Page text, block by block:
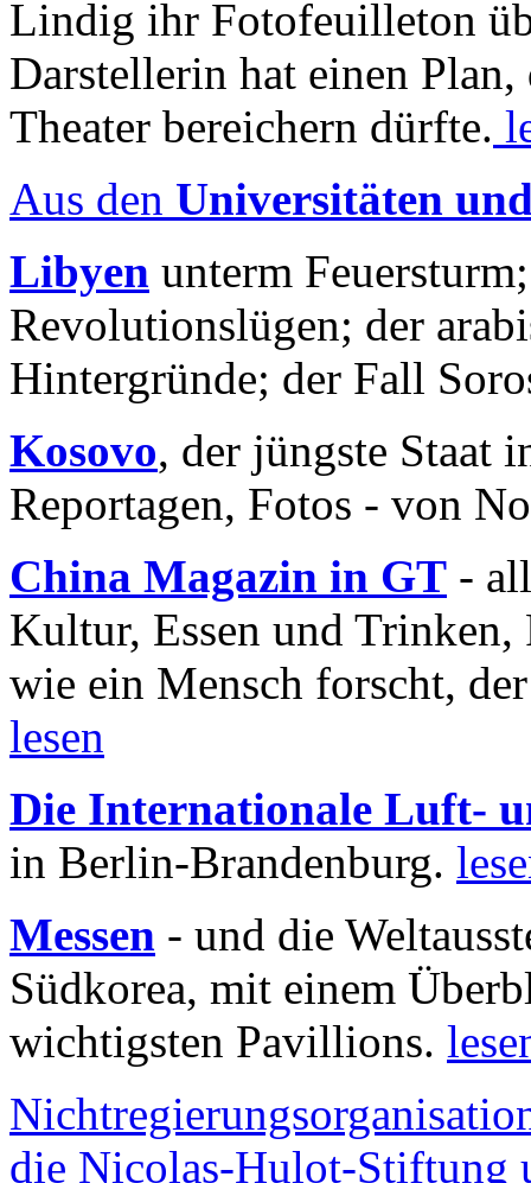
Lindig ihr Fotofeuilleton
Darstellerin hat einen Plan,
Theater bereichern dürfte.
Aus den Universitäten
Libyen unterm
Revolutionslügen; der
Hintergründe; der Fall
Kosovo, der jüngste Staat
Reportagen, Fotos - von
China Magazin in GT -
Kultur, Essen und
wie ein Mensch forscht,
lesen
Die Internationale Luft-
in Berlin-Brandenburg.
Messen - und die
Südkorea, mit einem
wichtigsten Pavillions.
die Nicolas-Hulot-Stiftung